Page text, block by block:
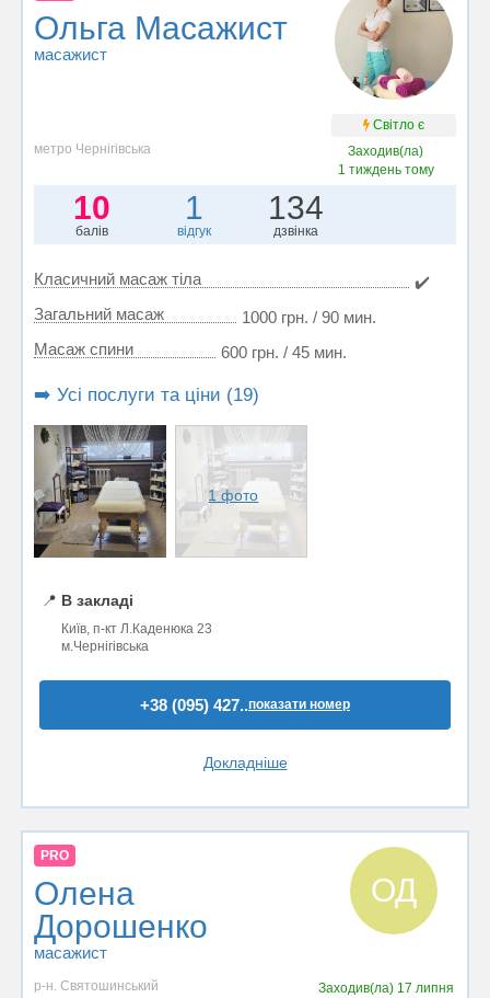
Ольга Масажист
масажист
Світло є
метро Чернігівська
Заходив(ла)
1 тиждень тому
10
балів
1
відгук
134
дзвінка
Класичний масаж тіла
✔️
Загальний масаж
1000 грн. / 90 мин.
Масаж спини
600 грн. / 45 мин.
➡️ Усі послуги та ціни (19)
1 фото
📍 В закладі
Київ, п-кт Л.Каденюка 23
м.Чернігівська
+38 (095) 427..показати номер
Докладніше
PRO
Олена
Дорошенко
масажист
ОД
р-н. Святошинський Заходив(ла) 17 липня